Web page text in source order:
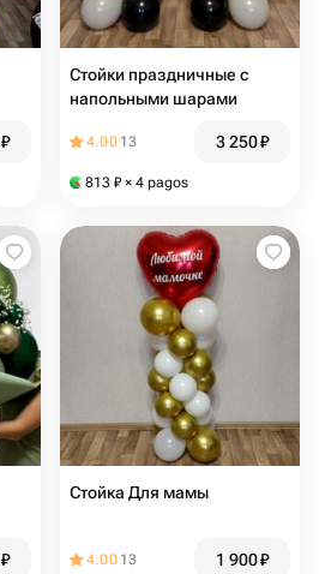
₽
Стойки праздничные с
напольными шарами
4.00 13 3 250₽
813 ₽ × 4 pagos
₽
Стойка Для мамы
4.00 13 1 900₽